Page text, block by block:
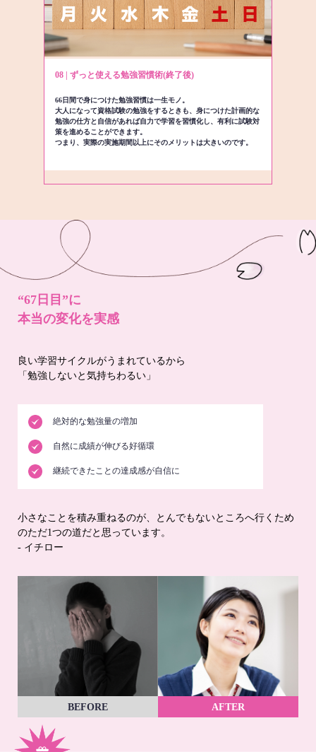
08 | ずっと使える勉強習慣術(終了後)
66日間で身につけた勉強習慣は一生モノ。
大人になって資格試験の勉強をするときも、身につけた計画的な
勉強の仕方と自信があれば自力で学習を習慣化し、有利に試験対
策を進めることができます。
つまり、実際の実施期間以上にそのメリットは大きいのです。
“67日目”に
本当の変化を実感
良い学習サイクルがうまれているから
「勉強しないと気持ちわるい」
絶対的な勉強量の増加
自然に成績が伸びる好循環
継続できたことの達成感が自信に
小さなことを積み重ねるのが、とんでもないところへ行くため
のただ1つの道だと思っています。
- イチロー
BEFORE AFTER